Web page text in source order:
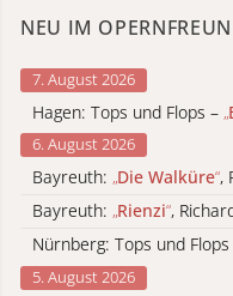
NEU IM
7. August 2026
Hagen: Tops und Flops – „
6. August 2026
Bayreuth: „Die Walküre“,
Bayreuth: „Rienzi“,
Nürnberg: Tops und Flops
5. August 2026